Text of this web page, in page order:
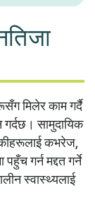
मिलेर काम गर्दै
गर्दछ। सामुदायिक
कभरेज,
गर्न मद्दत गर्ने
स्वास्थ्यलाई